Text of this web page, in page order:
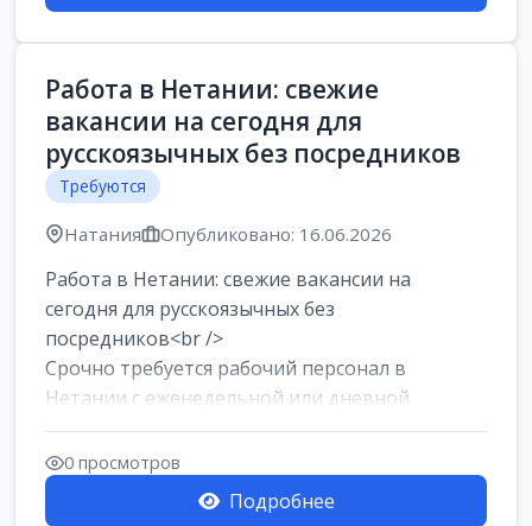
Работа в Нетании: свежие
вакансии на сегодня для
русскоязычных без посредников
Требуются
Натания Опубликовано: 16.06.2026
Работа в Нетании: свежие вакансии на
сегодня для русскоязычных без
посредников<br />
Срочно требуется рабочий персонал в
Нетании с еженедельной или дневной
оплатой<br />
Свежие вакансии в Нетании дл...
0 просмотров
Подробнее